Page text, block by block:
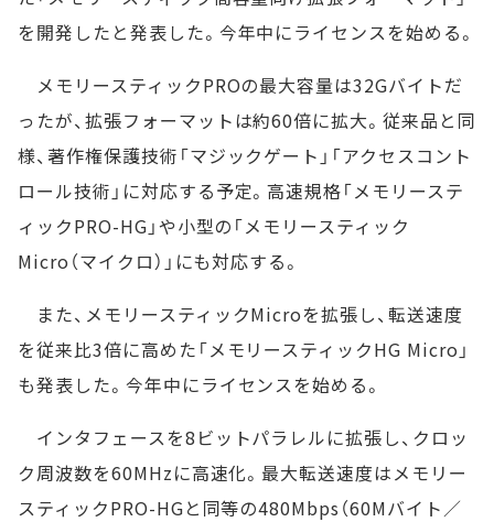
を開発したと発表した。今年中にライセンスを始める。
メモリースティックPROの最大容量は32Gバイトだ
ったが、拡張フォーマットは約60倍に拡大。従来品と同
様、著作権保護技術「マジックゲート」「アクセスコント
ロール技術」に対応する予定。高速規格「メモリーステ
ィックPRO-HG」や小型の「メモリースティック
Micro（マイクロ）」にも対応する。
また、メモリースティックMicroを拡張し、転送速度
を従来比3倍に高めた「メモリースティックHG Micro」
も発表した。今年中にライセンスを始める。
インタフェースを8ビットパラレルに拡張し、クロッ
ク周波数を60MHzに高速化。最大転送速度はメモリー
スティックPRO-HGと同等の480Mbps（60Mバイト／